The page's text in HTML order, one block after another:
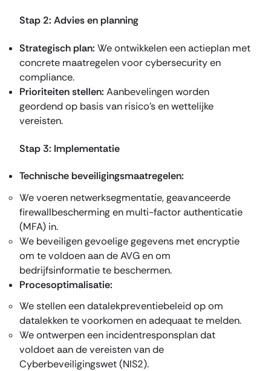
Stap 2: Advies en planning
Strategisch plan: We ontwikkelen een actieplan met
concrete maatregelen voor cybersecurity en
compliance.
Prioriteiten stellen: Aanbevelingen worden
geordend op basis van risico’s en wettelijke
vereisten.
Stap 3: Implementatie
Technische beveiligingsmaatregelen:
We voeren netwerksegmentatie, geavanceerde
firewallbescherming en multi-factor authenticatie
(MFA) in.
We beveiligen gevoelige gegevens met encryptie
om te voldoen aan de AVG en om
bedrijfsinformatie te beschermen.
Procesoptimalisatie:
We stellen een datalekpreventiebeleid op om
datalekken te voorkomen en adequaat te melden.
We ontwerpen een incidentresponsplan dat
voldoet aan de vereisten van de
Cyberbeveiligingswet (NIS2).